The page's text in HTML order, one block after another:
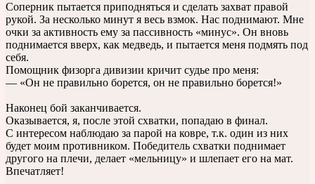
Соперник пытается приподняться и сделать захват правой
рукой. За несколько минут я весь взмок. Нас поднимают. Мне
очки за активность ему за пассивность «минус». Он вновь
поднимается вверх, как медведь, и пытается меня подмять под
себя.
Помощник физорга дивизии кричит судье про меня:
— «Он не правильно борется, он не правильно борется!»
Наконец бой заканчивается.
Оказывается, я, после этой схватки, попадаю в финал.
С интересом наблюдаю за парой на ковре, т.к. один из них
будет моим противником. Победитель схватки поднимает
другого на плечи, делает «мельницу» и шлепает его на мат.
Впечатляет!